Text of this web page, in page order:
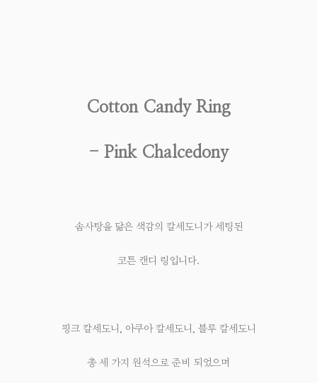
Cotton Candy Ring
- Pink Chalcedony
솜사탕을 닮은 색감의 칼세도니가 세팅된
코튼 캔디 링입니다.
핑크 칼세도니, 아쿠아 칼세도니, 블루 칼세도니
총 세 가지 원석으로 준비 되었으며